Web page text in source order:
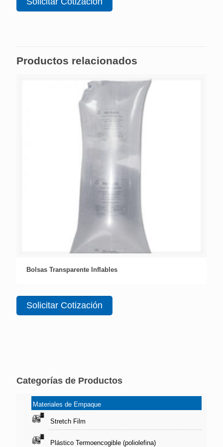
Productos relacionados
Bolsas Transparente Inflables
Solicitar Cotización
Categorías de Productos
Materiales de Empaque
Stretch Film
Plástico Termoencogible (poliolefina)